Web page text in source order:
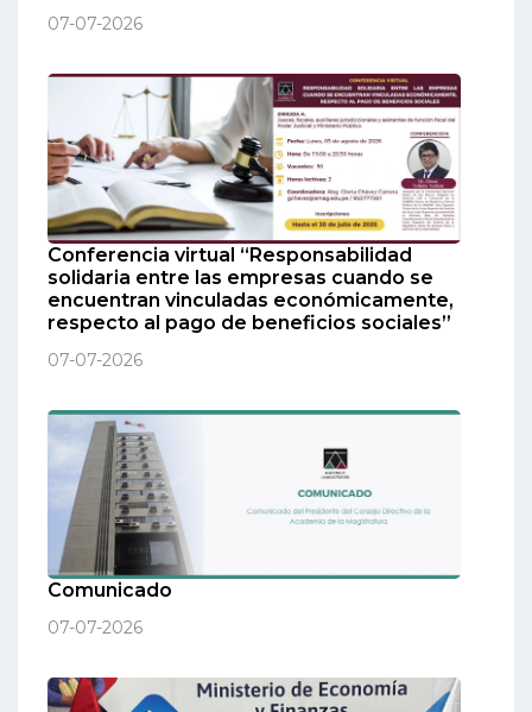
07-07-2026
Conferencia virtual “Responsabilidad
solidaria entre las empresas cuando se
encuentran vinculadas económicamente,
respecto al pago de beneficios sociales”
07-07-2026
Comunicado
07-07-2026